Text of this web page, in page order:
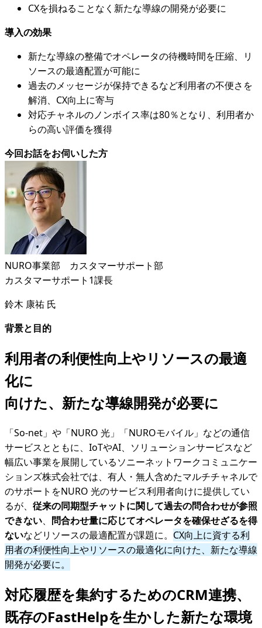
CXを損ねることなく新たな導線の開発が必要に
導入の効果
新たな導線の整備でオペレータの待機時間を圧縮、リ
ソースの最適配置が可能に
過去のメッセージが保持できるなど利用者の不便さを
解消、CX向上に寄与
対応チャネルのノンボイス率は80％となり、利用者か
らの高い評価を獲得
今回お話をお伺いした方
NURO事業部 カスタマーサポート部
カスタマーサポート1課長
鈴木 康祐 氏
背景と目的
利用者の利便性向上やリソースの最適
化に
向けた、新たな導線開発が必要に
「So-net」や「NURO 光」「NUROモバイル」などの通信
サービスとともに、IoTやAI、ソリューションサービスなど
幅広い事業を展開しているソニーネットワークコミュニケー
ションズ株式会社では、有人・無人含めたマルチチャネルで
のサポートをNURO 光のサービス利用者向けに提供してい
るが、 従来の同期型チャットに関して過去の問合わせが参照
できない、 問合わせ量に応じてオペレータを確保せざるを得
ないなどリソースの最適配置が課題に。 CX向上に資する利
用者の利便性向上やリソースの最適化に向けた、新たな導線
開発が必要に。
対応履歴を集約するためのCRM連携、
既存のFastHelpを生かした新たな環境